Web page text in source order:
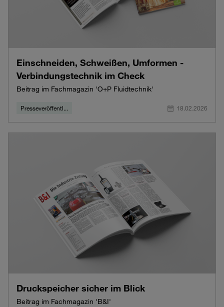
Einschneiden, Schweißen, Umformen -
Verbindungstechnik im Check
Beitrag im Fachmagazin 'O+P Fluidtechnik'
Presseveröffentl... 18.02.2026
Druckspeicher sicher im Blick
Beitrag im Fachmagazin 'B&I'